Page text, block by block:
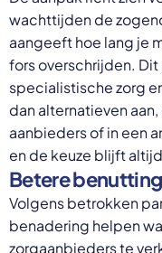
wachttijden de
aangeeft hoe lang je
fors overschrijden.
specialistische zorg
dan alternatieven
aanbieders of in een
en de keuze blijft
Betere
Volgens betrokken
benadering helpen
zorgaanbieders te